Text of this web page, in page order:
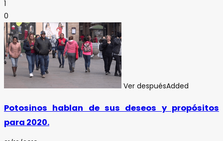
1
0
Ver despuésAdded
Potosinos hablan de sus deseos y propósitos
para 2020.